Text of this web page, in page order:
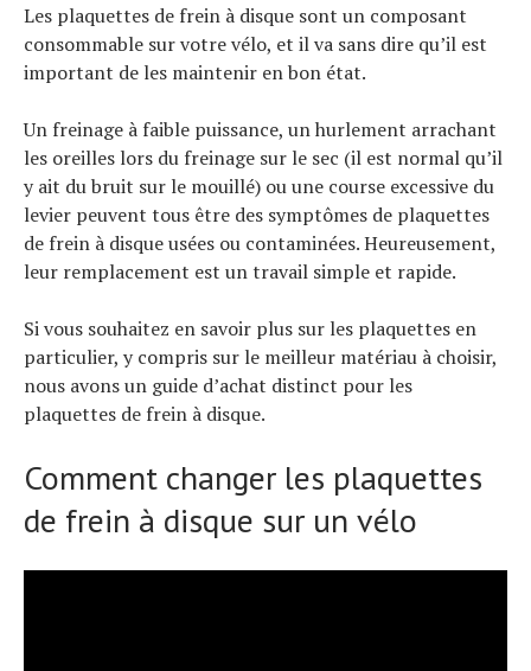
Les plaquettes de frein à disque sont un composant
consommable sur votre vélo, et il va sans dire qu’il est
important de les maintenir en bon état.
Un freinage à faible puissance, un hurlement arrachant
les oreilles lors du freinage sur le sec (il est normal qu’il
y ait du bruit sur le mouillé) ou une course excessive du
levier peuvent tous être des symptômes de plaquettes
de frein à disque usées ou contaminées. Heureusement,
leur remplacement est un travail simple et rapide.
Si vous souhaitez en savoir plus sur les plaquettes en
particulier, y compris sur le meilleur matériau à choisir,
nous avons un guide d’achat distinct pour les
plaquettes de frein à disque.
Comment changer les plaquettes
de frein à disque sur un vélo